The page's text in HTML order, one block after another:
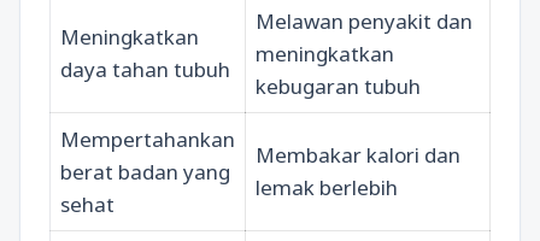
Meningkatkan
daya tahan tubuh
Melawan penyakit dan
meningkatkan
kebugaran tubuh
Mempertahankan
berat badan yang
sehat
Membakar kalori dan
lemak berlebih